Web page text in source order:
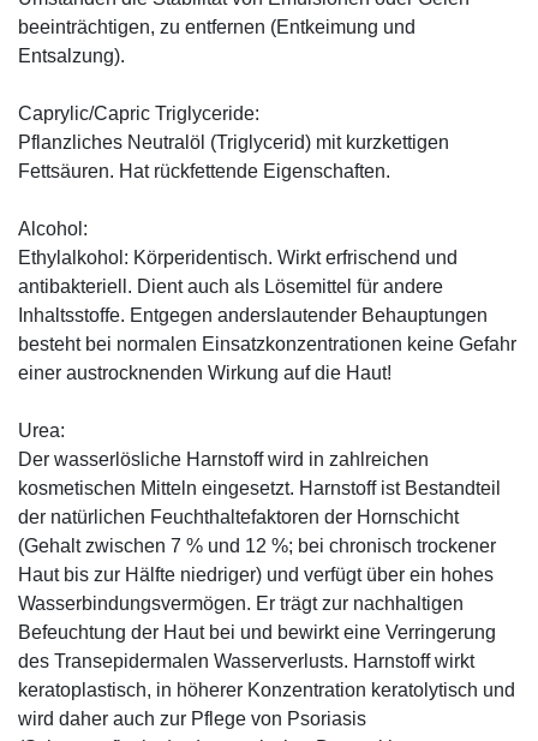
beeinträchtigen, zu entfernen (Entkeimung und
Entsalzung).
Caprylic/Capric Triglyceride:
Pflanzliches Neutralöl (Triglycerid) mit kurzkettigen
Fettsäuren. Hat rückfettende Eigenschaften.
Alcohol:
Ethylalkohol: Körperidentisch. Wirkt erfrischend und
antibakteriell. Dient auch als Lösemittel für andere
Inhaltsstoffe. Entgegen anderslautender Behauptungen
besteht bei normalen Einsatzkonzentrationen keine Gefahr
einer austrocknenden Wirkung auf die Haut!
Urea:
Der wasserlösliche Harnstoff wird in zahlreichen
kosmetischen Mitteln eingesetzt. Harnstoff ist Bestandteil
der natürlichen Feuchthaltefaktoren der Hornschicht
(Gehalt zwischen 7 % und 12 %; bei chronisch trockener
Haut bis zur Hälfte niedriger) und verfügt über ein hohes
Wasserbindungsvermögen. Er trägt zur nachhaltigen
Befeuchtung der Haut bei und bewirkt eine Verringerung
des Transepidermalen Wasserverlusts. Harnstoff wirkt
keratoplastisch, in höherer Konzentration keratolytisch und
wird daher auch zur Pflege von Psoriasis